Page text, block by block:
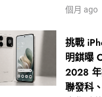
個月 ago
挑戰
明錤曝
2028 年
聯發科